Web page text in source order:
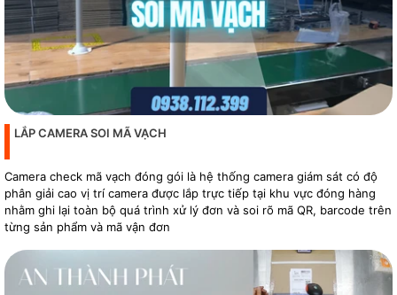
LẮP CAMERA SOI MÃ VẠCH
Camera check mã vạch đóng gói là hệ thống camera giám sát có độ
phân giải cao vị trí camera được lắp trực tiếp tại khu vực đóng hàng
nhằm ghi lại toàn bộ quá trình xử lý đơn và soi rõ mã QR, barcode trên
từng sản phẩm và mã vận đơn